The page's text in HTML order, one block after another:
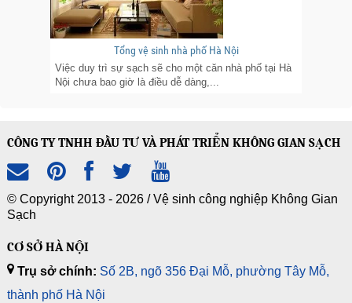
Tổng vệ sinh nhà phố Hà Nội
Việc duy trì sự sạch sẽ cho một căn nhà phố tại Hà
Nội chưa bao giờ là điều dễ dàng,...
CÔNG TY TNHH ĐẦU TƯ VÀ PHÁT TRIỂN KHÔNG GIAN SẠCH
© Copyright 2013 - 2026 /Vệ sinh công nghiệp Không Gian
Sạch
CƠ SỞ HÀ NỘI
Trụ sở chính: Số 2B, ngõ 356 Đại Mỗ, phường Tây Mỗ,
thành phố Hà Nội